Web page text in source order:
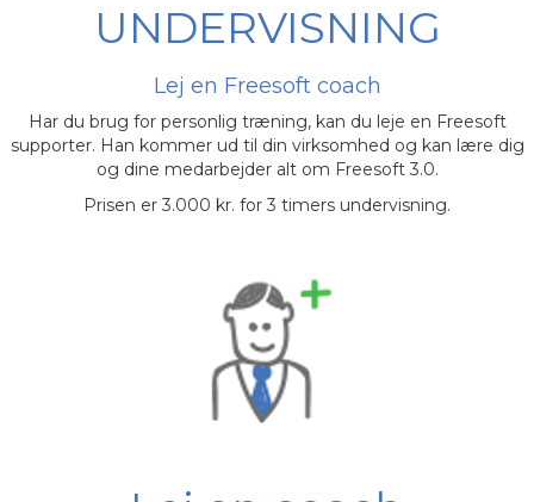
UNDERVISNING
Lej en Freesoft coach
Har du brug for personlig træning, kan du leje en Freesoft
supporter. Han kommer ud til din virksomhed og kan lære dig
og dine medarbejder alt om Freesoft 3.0.
Prisen er 3.000 kr. for 3 timers undervisning.